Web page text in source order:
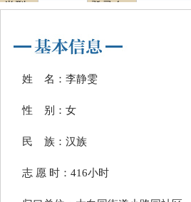
姓 名：李静雯
性 别：女
民 族：汉族
志 愿 时：416小时